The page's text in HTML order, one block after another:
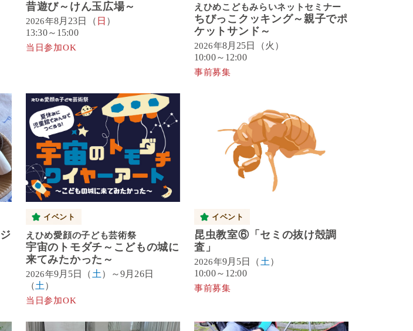
昔遊び～けん玉広場～
2026年8月23日（ 日 ）
13:30～15:00
当日参加OK
えひめこどもみらいネットセミナー
ちびっこクッキング～親子でポ
ケットサンド～
2026年8月25日（火）
10:00～12:00
事前募集
イベント
えひめ愛顔の子ども芸術祭
宇宙のトモダチ～こどもの城に
来てみたかった～
2026年9月5日（ 土 ）～9月26日
（土 ）
当日参加OK
イベント
昆虫教室⑥「セミの抜け殻調
査」
2026年9月5日（ 土 ）
10:00～12:00
事前募集